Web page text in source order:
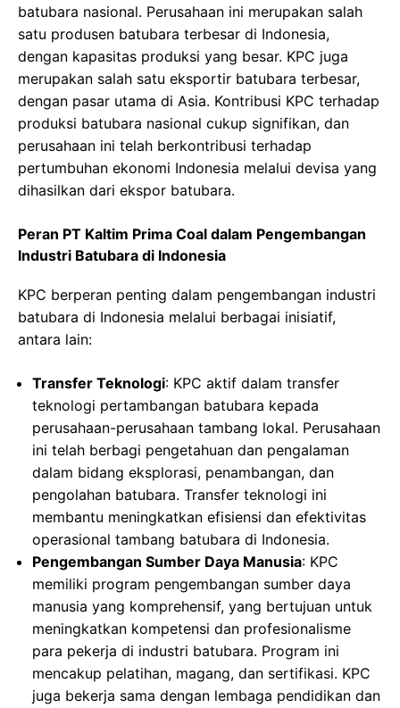
batubara nasional. Perusahaan ini merupakan salah
satu produsen batubara terbesar di Indonesia,
dengan kapasitas produksi yang besar. KPC juga
merupakan salah satu eksportir batubara terbesar,
dengan pasar utama di Asia. Kontribusi KPC terhadap
produksi batubara nasional cukup signifikan, dan
perusahaan ini telah berkontribusi terhadap
pertumbuhan ekonomi Indonesia melalui devisa yang
dihasilkan dari ekspor batubara.
Peran PT Kaltim Prima Coal dalam Pengembangan
Industri Batubara di Indonesia
KPC berperan penting dalam pengembangan industri
batubara di Indonesia melalui berbagai inisiatif,
antara lain:
Transfer Teknologi: KPC aktif dalam transfer
teknologi pertambangan batubara kepada
perusahaan-perusahaan tambang lokal. Perusahaan
ini telah berbagi pengetahuan dan pengalaman
dalam bidang eksplorasi, penambangan, dan
pengolahan batubara. Transfer teknologi ini
membantu meningkatkan efisiensi dan efektivitas
operasional tambang batubara di Indonesia.
Pengembangan Sumber Daya Manusia: KPC
memiliki program pengembangan sumber daya
manusia yang komprehensif, yang bertujuan untuk
meningkatkan kompetensi dan profesionalisme
para pekerja di industri batubara. Program ini
mencakup pelatihan, magang, dan sertifikasi. KPC
juga bekerja sama dengan lembaga pendidikan dan